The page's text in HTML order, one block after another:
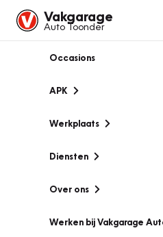
Vakgarage
Auto Toonder
Occasions
APK
Werkplaats
Diensten
Over ons
Werken bij Vakgarage